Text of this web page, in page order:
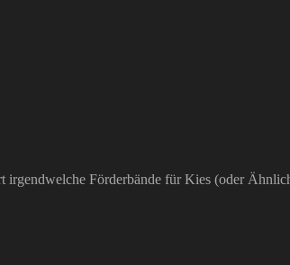
irgendwelche Förderbände für Kies (oder